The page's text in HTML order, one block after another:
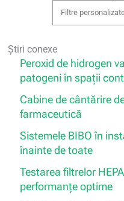
Filtre
Știri conexe
Peroxid de hidrogen
patogeni în spații
Cabine de cântărire
farmaceutică
Sistemele BIBO în
înainte de toate
Testarea filtrelor
performanțe optime